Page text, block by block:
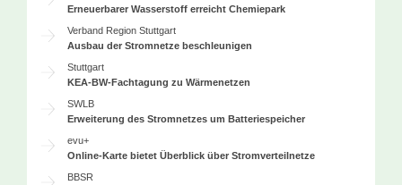
Erneuerbarer Wasserstoff erreicht Chemiepark
Verband Region Stuttgart
Ausbau der Stromnetze beschleunigen
Stuttgart
KEA-BW-Fachtagung zu Wärmenetzen
SWLB
Erweiterung des Stromnetzes um Batteriespeicher
evu+
Online-Karte bietet Überblick über Stromverteilnetze
BBSR